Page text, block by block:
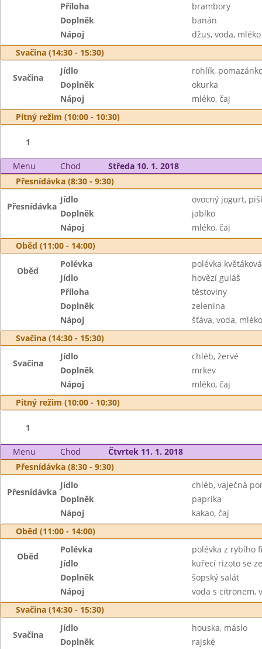
Příloha
brambory
Doplněk
banán
Nápoj
džus, voda, mléko
Svačina (14:30 - 15:30)
Svačina
Jídlo
rohlík,
Doplněk
okurka
Nápoj
mléko, čaj
Pitný režim (10:00 - 10:30)
1
Menu Chod
Středa 10. 1. 2018
Přesnídávka (8:30 - 9:30)
Přesnídávka
Jídlo
ovocný jogurt,
Doplněk
jablko
Nápoj
mléko, čaj
Oběd (11:00 - 14:00)
Oběd
Polévka
polévka květáková
Jídlo
hovězí guláš
Příloha
těstoviny
Doplněk
zelenina
Nápoj
šťáva, voda, mléko
Svačina (14:30 - 15:30)
Svačina
Jídlo
chléb, žervé
Doplněk
mrkev
Nápoj
mléko, čaj
Pitný režim (10:00 - 10:30)
1
Menu Chod
Čtvrtek 11. 1. 2018
Přesnídávka (8:30 - 9:30)
Přesnídávka
Jídlo
chléb, vaječná
Doplněk
paprika
Nápoj
kakao, čaj
Oběd (11:00 - 14:00)
Oběd
Polévka
polévka z rybího
Jídlo
kuřecí rizoto se
Doplněk
šopský salát
Nápoj
voda s citronem,
Svačina (14:30 - 15:30)
Svačina
Jídlo
houska, máslo
Doplněk
rajské